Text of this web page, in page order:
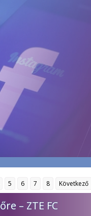
5 6 7 8 Következő
– ZTE FC